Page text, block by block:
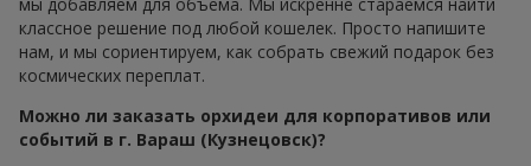
классное решение под любой кошелек. Просто напишите
нам, и мы сориентируем, как собрать свежий подарок без
космических переплат.
Можно ли заказать орхидеи для корпоративов или
событий в г. Вараш (Кузнецовск)?